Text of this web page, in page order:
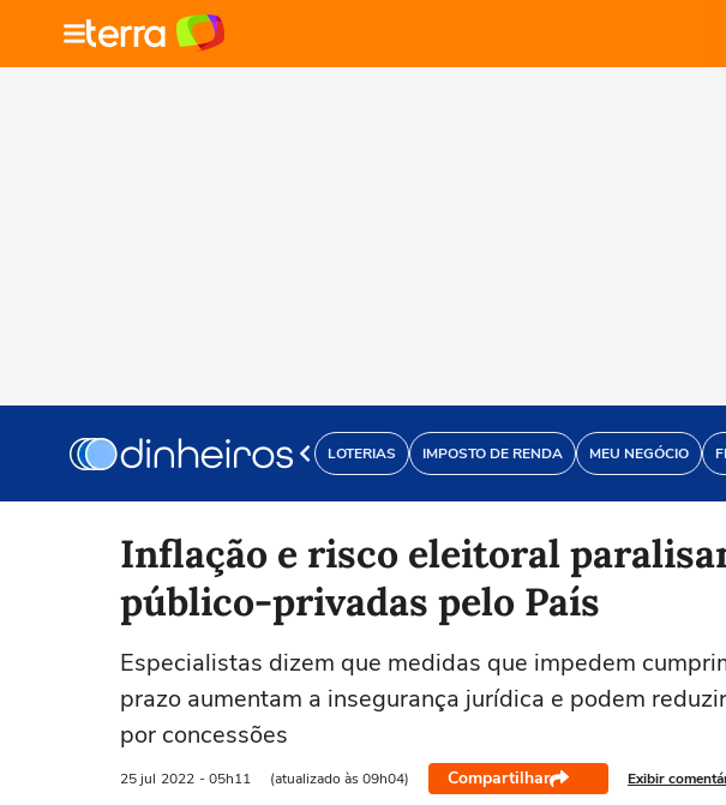
LOTERIAS IMPOSTO DE RENDA MEU NEGÓCIO
Inflação e risco eleitoral
público-privadas pelo País
Especialistas dizem que medidas que impedem
prazo aumentam a insegurança jurídica e podem
por concessões
25 jul 2022 - 05h11 (atualizado às 09h04) Compartilhar Exibir